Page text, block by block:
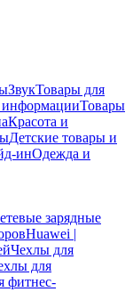
ЗвукТовары для
Товары
Красота и
Детские товары и
инОдежда и
зарядные
Huawei |
Чехлы для
для
фитнес-